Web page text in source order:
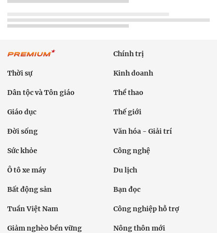
Chính trị
Thời sự Kinh doanh
Dân tộc và Tôn giáo Thể thao
Giáo dục Thế giới
Đời sống Văn hóa - Giải trí
Sức khỏe Công nghệ
Ô tô xe máy Du lịch
Bất động sản Bạn đọc
Tuần Việt Nam Công nghiệp hỗ trợ
Giảm nghèo bền vững Nông thôn mới